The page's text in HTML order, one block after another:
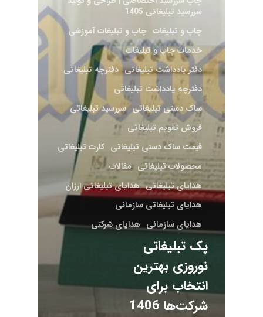
سررسید تبلیغاتی 1405
چاپ و تبلیغات چاپ و تبلیغات آموزشی
خدمات چاپ و تبلیغات
دفتر یادداشت تبلیغاتی دفترچه تبلیغاتی
دفترچه یادداشت تبلیغاتی
ساک دستی تبلیغاتی سررسید تبلیغاتی
فروش تقویم تبلیغاتی
قیمت ساک دستی تبلیغاتی کارت تبلیغاتی
محصولات تبلیغاتی مقالات
هدایای تبلیغاتی هدایای تبلیغاتی ارزان
هدایای تبلیغاتی سازمانی
هدایای سازمانی هدایای شرکتی
پک تبلیغاتی
نوروزی بهترین
انتخاب برای
شرکت‌ها 1406